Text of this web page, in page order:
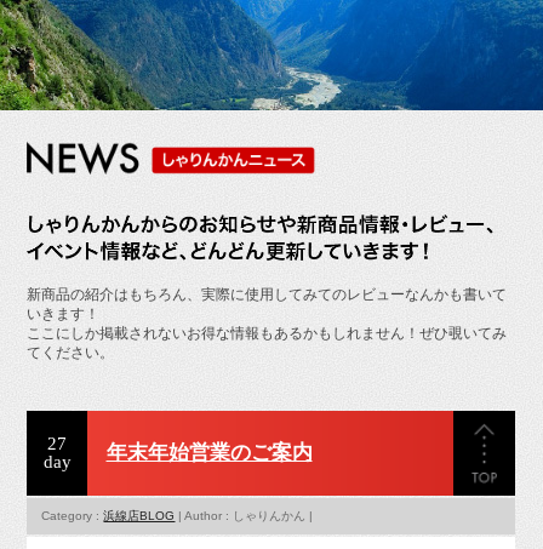
取扱商品
メンテナンス
よくあるご質問
お問い合せ
新商品の紹介はもちろん、実際に使用してみてのレビューなんかも書いて
いきます！
ここにしか掲載されないお得な情報もあるかもしれません！ぜひ覗いてみ
てください。
27
day
年末年始営業のご案内
Category :浜線店BLOG | Author : しゃりんかん |